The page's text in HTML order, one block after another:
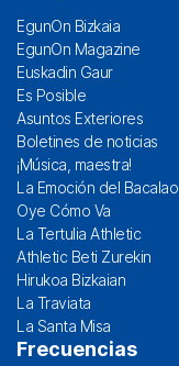
EgunOn Bizkaia
EgunOn Magazine
Euskadin Gaur
Es Posible
Asuntos Exteriores
Boletines de noticias
¡Música, maestra!
La Emoción del Bacalao
Oye Cómo Va
La Tertulia Athletic
Athletic Beti Zurekin
Hirukoa Bizkaian
La Traviata
La Santa Misa
Frecuencias